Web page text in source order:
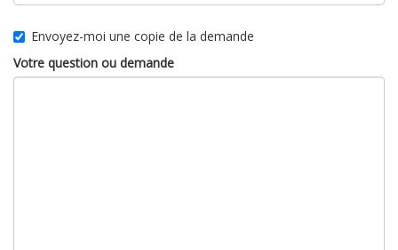
Envoyez-moi une copie de la demande
Votre question ou demande